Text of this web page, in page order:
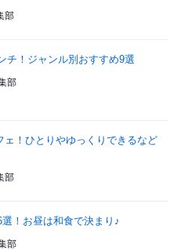
部
チ！ジャンル別おすすめ9選
部
ェ！ひとりやゆっくりできるなど
部
！お昼は和食で決まり♪
部